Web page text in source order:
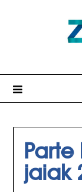
Parte
jaiak